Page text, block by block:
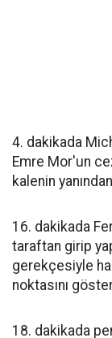
4. dakikada
Emre Mor'un
kalenin
16. dakikada
taraftan girip
gerekçesiyle
noktasını
18. dakikada